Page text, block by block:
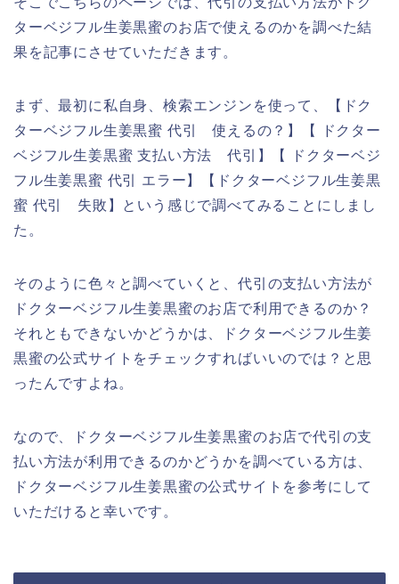
ターベジフル生姜黒蜜のお店で使えるのかを調べた結
果を記事にさせていただきます。
まず、最初に私自身、検索エンジンを使って、【ドク
ターベジフル生姜黒蜜 代引 使えるの？】【 ドクター
ベジフル生姜黒蜜 支払い方法 代引】【 ドクターベジ
フル生姜黒蜜 代引 エラー】【ドクターベジフル生姜黒
蜜 代引 失敗】という感じで調べてみることにしまし
た。
そのように色々と調べていくと、代引の支払い方法が
ドクターベジフル生姜黒蜜のお店で利用できるのか？
それともできないかどうかは、ドクターベジフル生姜
黒蜜の公式サイトをチェックすればいいのでは？と思
ったんですよね。
なので、ドクターベジフル生姜黒蜜のお店で代引の支
払い方法が利用できるのかどうかを調べている方は、
ドクターベジフル生姜黒蜜の公式サイトを参考にして
いただけると幸いです。